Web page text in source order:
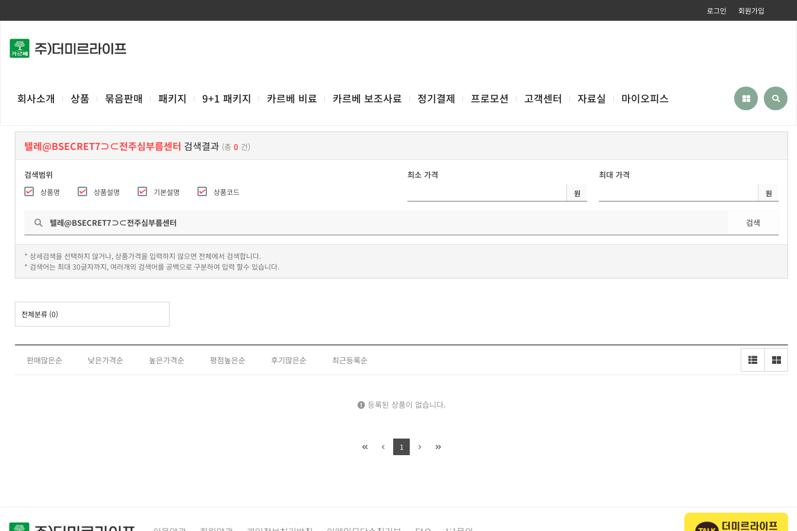
로그인 회원가입
회사소개 상품 묶음판매 패키지 9+1 패키지 카르베 비료 카르베 보조사료 정기결제 프로모션 고객센터 자료실 마이오피스
텔레@BSECRET7⊃⊂전주심부름센터 검색결과 (총 0 건)
검색범위
상품명 상품설명 기본설명 상품코드
최소 가격
원
최대 가격
원
검색
* 상세검색을 선택하지 않거나, 상품가격을 입력하지 않으면 전체에서 검색합니다.
* 검색어는 최대 30글자까지, 여러개의 검색어를 공백으로 구분하여 입력 할수 있습니다.
전체분류 (0)
판매많은순 낮은가격순 높은가격순 평점높은순 후기많은순 최근등록순
등록된 상품이 없습니다.
1